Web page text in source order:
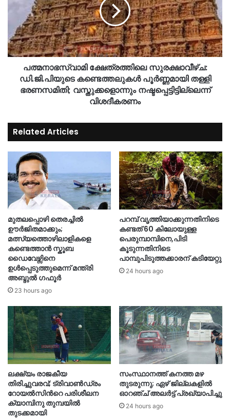
പത്മനാഭസ്വാമി ക്ഷേത്രത്തിലെ സുരക്ഷാവീഴ്ച:
ഡി.ജി.പിയുടെ കണ്ടെത്തലുകൾ പൂർണ്ണമായി തള്ളി
ഭരണസമിതി; വസ്തുക്കളൊന്നും നഷ്ടപ്പെട്ടിട്ടില്ലെന്ന്
വിശദീകരണം
Related Articles
മുതലപ്പൊഴി തെരച്ചിൽ
ഊർജിതമാക്കും;
മത്സ്യത്തൊഴിലാളികളെ
കണ്ടെത്താൻ സ്കൂബ
ഡൈവേഴ്സിനെ
ഉൾപ്പെടുത്തുമെന്ന് മന്ത്രി
അബ്ദുൽ ഗഫൂർ
23 hours ago
പറമ്പ് വൃത്തിയാക്കുന്നതിനിടെ
കണ്ടത് 60 കിലോയുള്ള
പെരുമ്പാമ്പിനെ,പിടി
കൂടുന്നതിനിടെ
പാമ്പുപിടുത്തക്കാരന് കടിയേറ്റു
24 hours ago
ലക്ഷ്യം രാജകീയ
തിരിച്ചുവരവ്; ട്രിവാൺഡ്രം
റോയൽസിന്‍റെ പരിശീലന
ക്യാമ്പിനു തുമ്പയില്‍
തുടക്കമായി
സംസ്ഥാനത്ത് കനത്ത മഴ
തുടരുന്നു; ഏഴ് ജില്ലകളിൽ
ഓറഞ്ച് അലർട്ട് പ്രഖ്യാപിച്ചു
24 hours ago